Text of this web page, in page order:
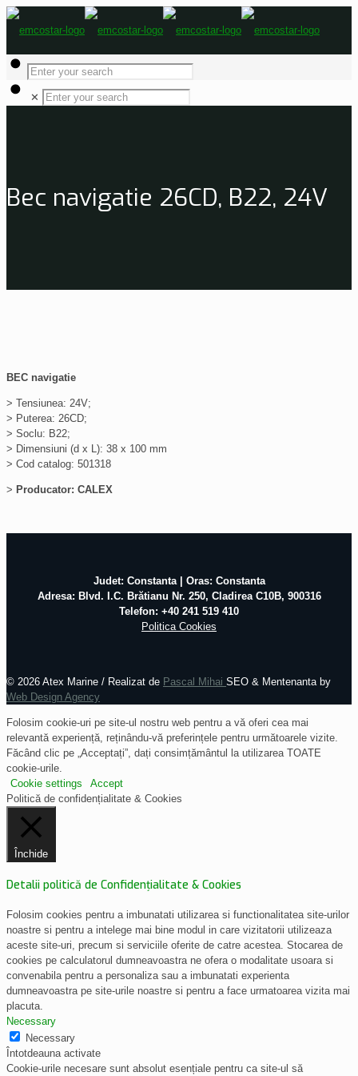
✕
Bec navigatie 26CD, B22, 24V
BEC navigatie
> Tensiunea: 24V;
> Puterea: 26CD;
> Soclu: B22;
> Dimensiuni (d x L): 38 x 100 mm
> Cod catalog: 501318
> Producator: CALEX
Judet: Constanta | Oras: Constanta
Adresa: Blvd. I.C. Brătianu Nr. 250, Cladirea C10B, 900316
Telefon: +40 241 519 410
Politica Cookies
© 2026 Atex Marine / Realizat de Pascal Mihai SEO & Mentenanta by
Web Design Agency
Folosim cookie-uri pe site-ul nostru web pentru a vă oferi cea mai
relevantă experiență, reținându-vă preferințele pentru următoarele vizite.
Făcând clic pe „Acceptați”, dați consimțământul la utilizarea TOATE
cookie-urile.
Cookie settings
Accept
Politică de confidențialitate & Cookies
Închide
Detalii politică de Confidențialitate & Cookies
Folosim cookies pentru a imbunatati utilizarea si functionalitatea site-urilor
noastre si pentru a intelege mai bine modul in care vizitatorii utilizeaza
aceste site-uri, precum si serviciile oferite de catre acestea. Stocarea de
cookies pe calculatorul dumneavoastra ne ofera o modalitate usoara si
convenabila pentru a personaliza sau a imbunatati experienta
dumneavoastra pe site-urile noastre si pentru a face urmatoarea vizita mai
placuta.
Necessary
Necessary
Întotdeauna activate
Cookie-urile necesare sunt absolut esențiale pentru ca site-ul să